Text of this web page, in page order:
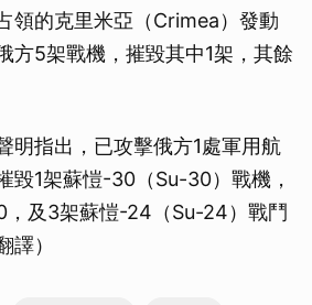
領的克里米亞（Crimea）發動
方5架戰機，摧毀其中1架，其餘
明指出，已攻擊俄方1處軍用航
毀1架蘇愷-30（Su-30）戰機，
及3架蘇愷-24（Su-24）戰鬥
譯）